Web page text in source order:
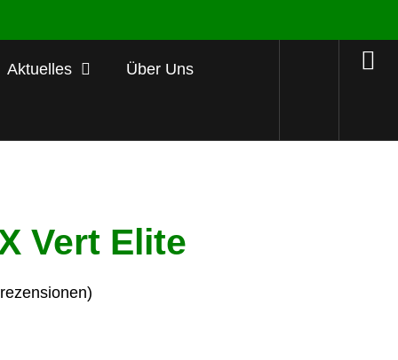
Aktuelles Über Uns
Vert Elite